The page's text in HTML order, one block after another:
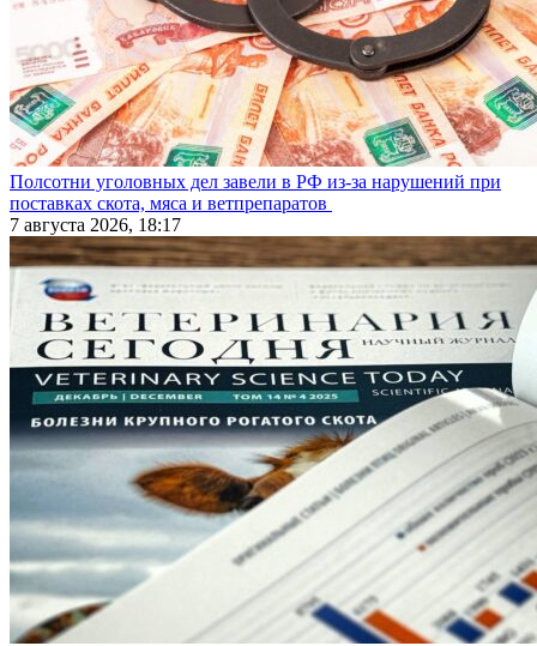
Полсотни уголовных дел завели в РФ из-за нарушений при
поставках скота, мяса и ветпрепаратов
7 августа 2026, 18:17